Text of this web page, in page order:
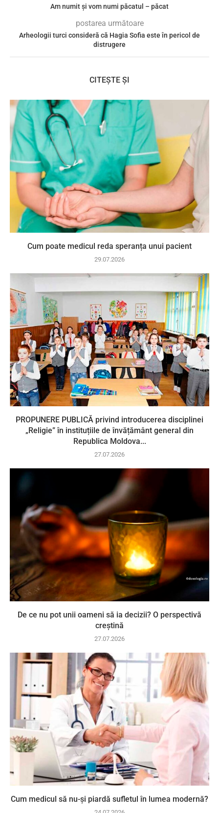
Am numit și vom numi păcatul – păcat
postarea următoare
Arheologii turci consideră că Hagia Sofia este în pericol de
distrugere
CITEȘTE ȘI
Cum poate medicul reda speranța unui pacient
29.07.2026
PROPUNERE PUBLICĂ privind introducerea disciplinei
„Religie” în instituțiile de învățământ general din
Republica Moldova...
27.07.2026
De ce nu pot unii oameni să ia decizii? O perspectivă
creștină
27.07.2026
Cum medicul să nu-și piardă sufletul în lumea modernă?